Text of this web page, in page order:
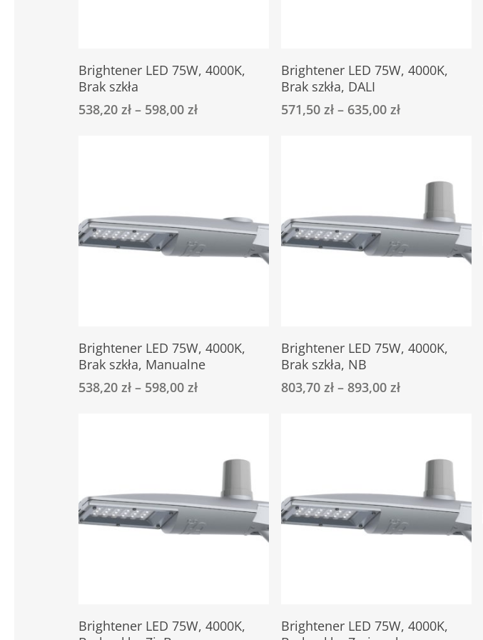
Select Options
produkt
ma
wiele
stronie
produktu
Brightener LED 75W, 4000K,
Brak szkła
538,20 zł – 598,00 zł
Select Options
produkt
ma
wiele
stronie
produktu
Brightener LED 75W, 4000K,
Brak szkła, DALI
571,50zł – 635,00zł
Select Options
produkt
ma
wiele
stronie
produktu
Brightener LED 75W, 4000K,
Brak szkła, Manualne
538,20 zł – 598,00 zł
Select Options
produkt
ma
wiele
stronie
produktu
Brightener LED 75W, 4000K,
Brak szkła, NB
803,70zł –893,00zł
Select Options
produkt
Brightener LED 75W, 4000K,
Select Options
produkt
Brightener LED 75W, 4000K,